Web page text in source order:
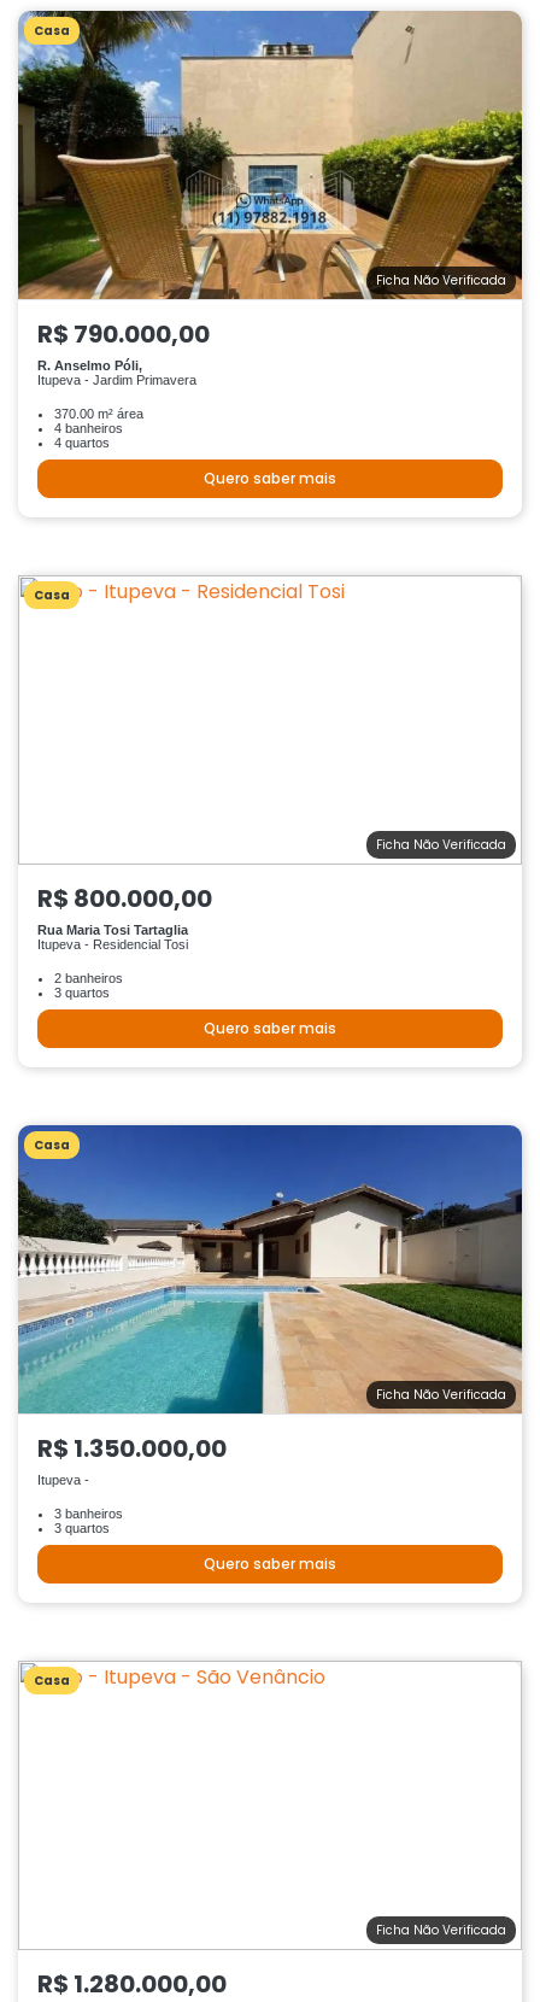
Casa
Ficha Não Verificada
R$ 790.000,00
R. Anselmo Póli,
Itupeva - Jardim Primavera
370.00 m² área
4 banheiros
4 quartos
Quero saber mais
Casa
Ficha Não Verificada
R$ 800.000,00
Rua Maria Tosi Tartaglia
Itupeva - Residencial Tosi
2 banheiros
3 quartos
Quero saber mais
Casa
Ficha Não Verificada
R$ 1.350.000,00
Itupeva -
3 banheiros
3 quartos
Quero saber mais
Casa
Ficha Não Verificada
R$ 1.280.000,00